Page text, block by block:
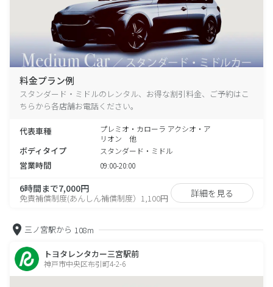
料金プラン例
スタンダード・ミドルのレンタル、お得な割引料金、ご予約はこ
ちらから各店舗お電話ください。
代表車種
プレミオ・カローラ アクシオ・ア
リオン 他
ボディタイプ スタンダード・ミドル
営業時間 09:00-20:00
6時間まで7,000円
免責補償制度(あんしん補償制度）1,100円 詳細を見る
三ノ宮駅から 108m
トヨタレンタカー三宮駅前
神戸市中央区布引町4-2-6